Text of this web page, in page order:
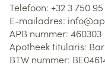
Telefoon: +32 3 750
E-mailadres: info@
APB nummer: 460303
Apotheek titularis:
BTW nummer: